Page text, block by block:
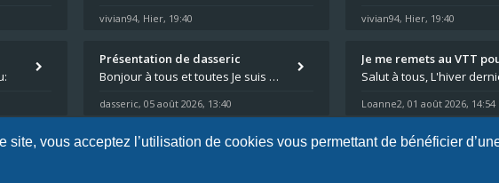
site, vous acceptez l’utilisation de cookies vous permettant de bénéficier
vivian94, Hier, 19:40 vivian94, Hier, 19:40
Présentation de dasseric
Bonjour à tous et toutes Je suis dans les Landes , la moto appartient à ma fille et je suis désigné pour faire l'entreti
dasseric, 05 août 2026, 13:40
Je me remets au VTT
Loanne2, 01 août 2026, 14:54